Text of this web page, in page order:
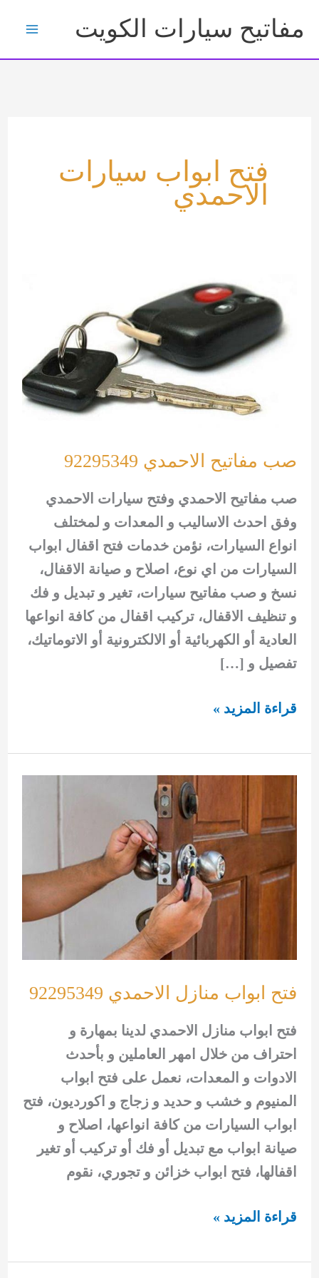
إلى
المحتوى
مفاتيح سيارات الكويت
فتح ابواب سيارات
الاحمدي
صب مفاتيح الاحمدي 92295349
صب مفاتيح الاحمدي وفتح سيارات الاحمدي
وفق احدث الاساليب و المعدات و لمختلف
انواع السيارات، نؤمن خدمات فتح اقفال ابواب
السيارات من اي نوع، اصلاح و صيانة الاقفال،
نسخ و صب مفاتيح سيارات، تغير و تبديل و فك
و تنظيف الاقفال، تركيب اقفال من كافة انواعها
العادية أو الكهربائية أو الالكترونية أو الاتوماتيك،
تفصيل و […]
صب
الاحمدي
92295349
قراءة المزيد »
فتح ابواب منازل الاحمدي 92295349
فتح ابواب منازل الاحمدي لدينا بمهارة و
احتراف من خلال امهر العاملين و بأحدث
الادوات و المعدات، نعمل على فتح ابواب
المنيوم و خشب و حديد و زجاج و اكورديون، فتح
ابواب السيارات من كافة انواعها، اصلاح و
صيانة ابواب مع تبديل أو فك أو تركيب أو تغير
اقفالها، فتح ابواب خزائن و تجوري، نقوم
فتح
منازل
قراءة المزيد »